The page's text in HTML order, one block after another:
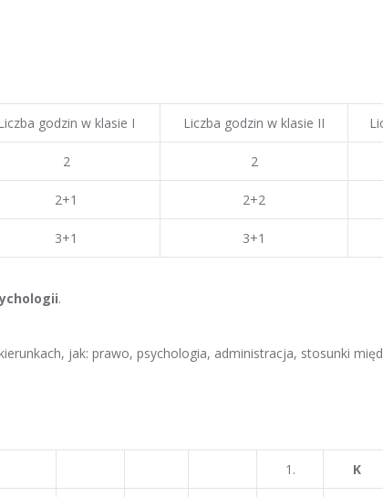
godzin w klasie I Liczba godzin w klasie II
2 2
2+1 2+2
3+1 3+1
.
jak: prawo, psychologia, administracja, stosunki
1. K